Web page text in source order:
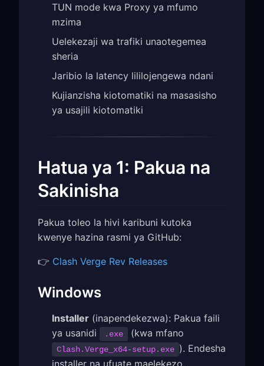
TUN mode kwa Proxy ya mfumo
mzima
Uelekezaji wa trafiki unaotegemea
sheria
Jaribio la latency lililojengewa ndani
Kujianzisha kiotomatiki na masasisho
ya usajili kiotomatiki
Hatua ya 1: Pakua na
Sakinisha
Pakua toleo la hivi karibuni kutoka
kwenye hazina rasmi ya GitHub:
👉 Clash Verge Rev Releases
Windows
Installer (inapendekezwa): Pakua faili
ya usanidi
.exe (kwa mfano
Clash.Verge_x64-setup.exe ). Endesha
installer na ufuate maelekezo.